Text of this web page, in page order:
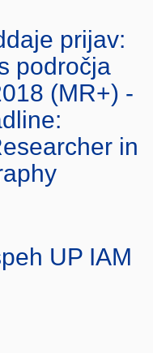
prijav:
področja
(MR+) -
in
UP IAM